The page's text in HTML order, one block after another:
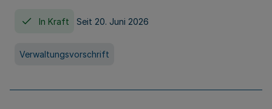
In Kraft Seit 20. Juni 2026
Verwaltungsvorschrift